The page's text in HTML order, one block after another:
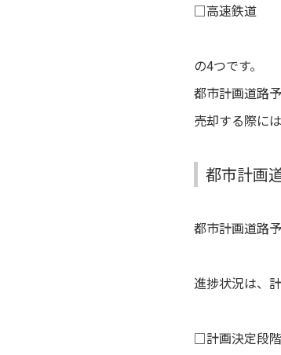
□高速鉄道
の4つです。
都市計画道路
売却する際に
都市計画
都市計画道路
進捗状況は、
□計画決定段階